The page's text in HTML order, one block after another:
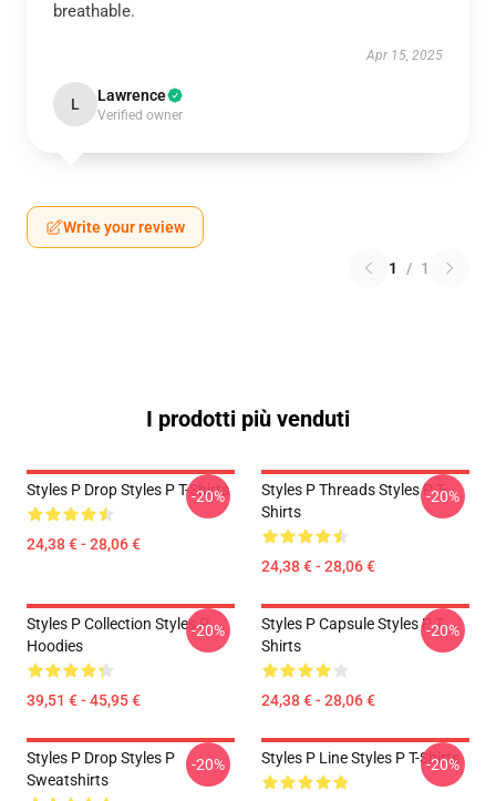
breathable.
Apr 15, 2025
L Lawrence
Verified owner
Write your review
1 / 1
I prodotti più venduti
Styles P Drop Styles P T-Shirts
24,38 € - 28,06 €
-20%
Styles P Threads Styles P T-
Shirts
24,38 € - 28,06 €
-20%
Styles P Collection Styles P
Hoodies
39,51 € - 45,95 €
-20%
Styles P Capsule Styles P T-
Shirts
24,38 € - 28,06 €
-20%
Styles P Drop Styles P
Sweatshirts
-20% Styles P Line Styles P T-Shirts
-20%